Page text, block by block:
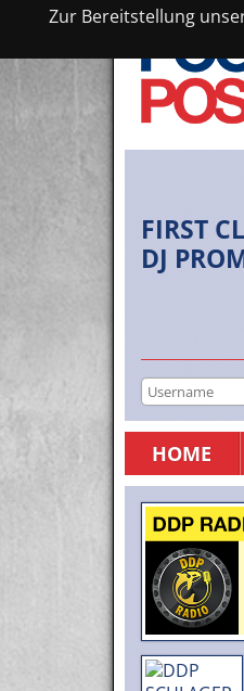
Zur Bereitstellung
FIRST
DJ
HOME